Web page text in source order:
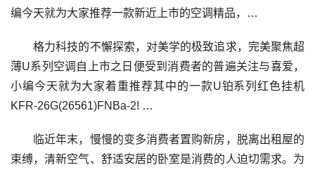
编今天就为大家推荐一款新近上市的空调精品，…
格力科技的不懈探索，对美学的极致追求，完美聚焦超
薄U系列空调自上市之日便受到消费者的普遍关注与喜爱，
小编今天就为大家着重推荐其中的一款U铂系列红色挂机
KFR-26G(26561)FNBa-2! …
临近年末，慢慢的变多消费者置购新房，脱离出租屋的
束缚，清新空气、舒适安居的卧室是消费的人迫切需求。为